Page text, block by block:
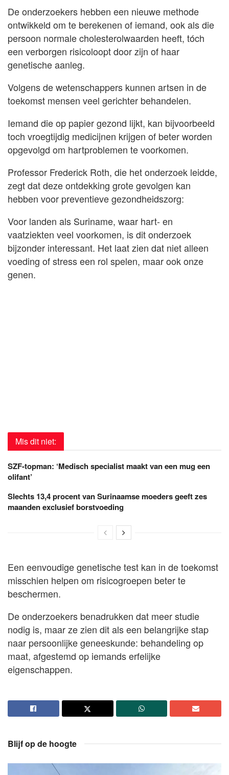
De onderzoekers hebben een nieuwe methode
ontwikkeld om te berekenen of iemand, ook als die
persoon normale cholesterolwaarden heeft, tóch
een verborgen risicoloopt door zijn of haar
genetische aanleg.
Volgens de wetenschappers kunnen artsen in de
toekomst mensen veel gerichter behandelen.
Iemand die op papier gezond lijkt, kan bijvoorbeeld
toch vroegtijdig medicijnen krijgen of beter worden
opgevolgd om hartproblemen te voorkomen.
Professor Frederick Roth, die het onderzoek leidde,
zegt dat deze ontdekking grote gevolgen kan
hebben voor preventieve gezondheidszorg:
Voor landen als Suriname, waar hart- en
vaatziekten veel voorkomen, is dit onderzoek
bijzonder interessant. Het laat zien dat niet alleen
voeding of stress een rol spelen, maar ook onze
genen.
Mis dit niet:
SZF-topman: ‘Medisch specialist maakt van een mug een
olifant’
Slechts 13,4 procent van Surinaamse moeders geeft zes
maanden exclusief borstvoeding
Een eenvoudige genetische test kan in de toekomst
misschien helpen om risicogroepen beter te
beschermen.
De onderzoekers benadrukken dat meer studie
nodig is, maar ze zien dit als een belangrijke stap
naar persoonlijke geneeskunde: behandeling op
maat, afgestemd op iemands erfelijke
eigenschappen.
Blijf op de hoogte